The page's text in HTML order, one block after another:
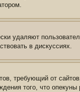
удаляют
в дискуссиях.
требующий от
того, что